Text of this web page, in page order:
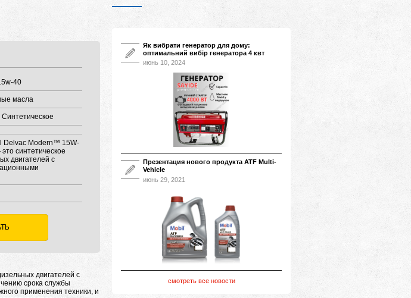
Як вибрати генератор для дому:
оптимальний вибір генератора 4 квт
июнь 10, 2024
Презентация нового продукта ATF Multi-
Vehicle
июнь 29, 2021
смотреть все новости
40
масла
Delvac Modern™ 15W-
синтетическое
двигателей с
двигателей с
срока службы
применения техники, и